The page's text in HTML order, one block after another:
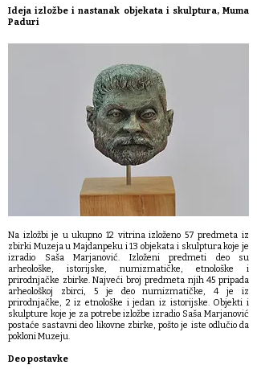
Ideja izložbe i nastanak objekata i skulptura, Muma
Paduri
Na izložbi je u ukupno 12 vitrina izloženo 57 predmeta iz
zbirki Muzeja u Majdanpeku i 13 objekata i skulptura koje je
izradio Saša Marjanović. Izloženi predmeti deo su
arheološke, istorijske, numizmatičke, etnološke i
prirodnjačke zbirke. Najveći broj predmeta njih 45 pripada
arheološkoj zbirci, 5 je deo numizmatičke, 4 je iz
prirodnjačke, 2 iz etnološke i jedan iz istorijske. Objekti i
skulpture koje je za potrebe izložbe izradio Saša Marjanović
postaće sastavni deo likovne zbirke, pošto je iste odlučio da
pokloni Muzeju.
Deo postavke